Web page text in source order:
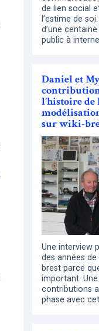
de lien social
l’estime de
d’une
public à
Daniel et
l’histoire de
sur wiki-
Une interview
des années
brest parce
important.
contributions
phase avec